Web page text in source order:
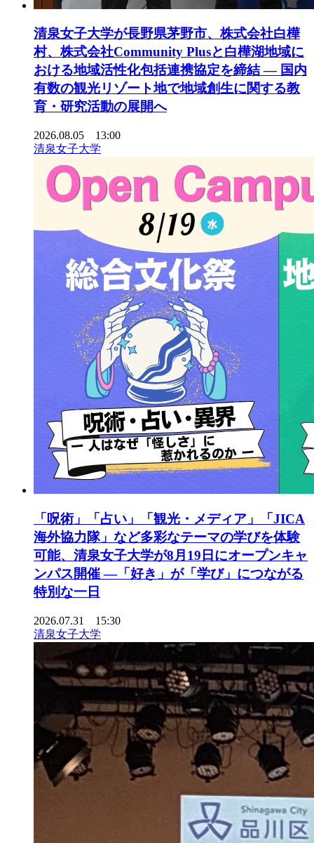
清泉女子大学が長野県茅野市、株式会社白樺
村、株式会社Community Plusと白樺湖地域に
おける地域活性化包括連携協定を締結 ― 国内
有数の観光リゾート地で地域創生に関する教
育・研究活動の展開へ
2026.08.05 13:00
清泉女子大学
「呪術」「占い」「観光・メディア」「JICA
海外協力隊」など多彩なテーマの学びを体験
可能、清泉女子大学が8月19日にオープンキャ
ンパス開催 ―「好き」が「学び」につながる
特別な一日
2026.07.31 15:30
清泉女子大学